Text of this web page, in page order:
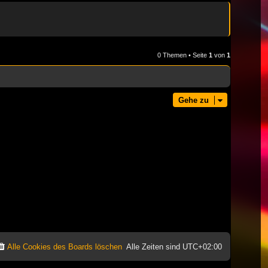
0 Themen • Seite 1 von 1
Gehe zu
Alle Zeiten sind UTC+02:00
Alle Cookies des Boards löschen